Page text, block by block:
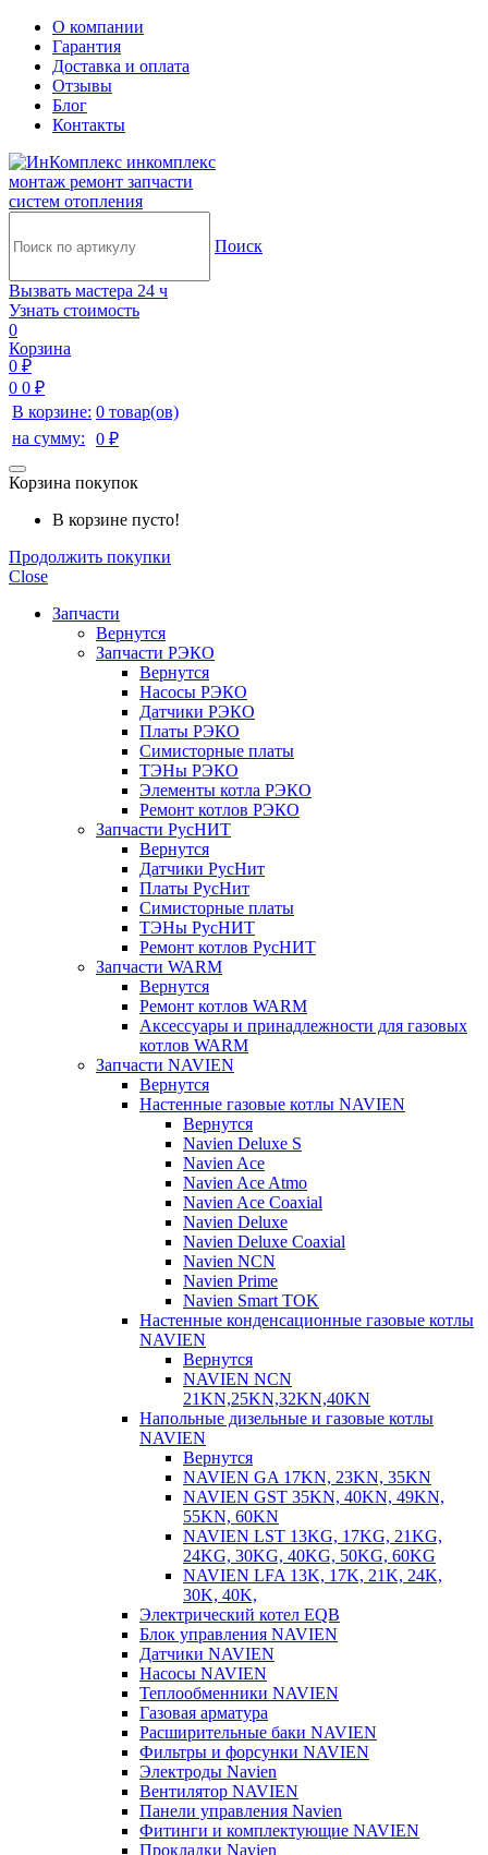
О компании
Гарантия
Доставка и оплата
Отзывы
Блог
Контакты
инкомплекс
монтаж ремонт запчасти
систем отопления
Поиск
Вызвать мастера 24 ч
Узнать стоимость
0
Корзина
0 ₽
0 0 ₽
В корзине: 0 товар(ов)
на сумму:
0 ₽
Корзина покупок
В корзине пусто!
Продолжить покупки
Close
Запчасти
Вернутся
Запчасти РЭКО
Вернутся
Насосы РЭКО
Датчики РЭКО
Платы РЭКО
Симисторные платы
ТЭНы РЭКО
Элементы котла РЭКО
Ремонт котлов РЭКО
Запчасти РусНИТ
Вернутся
Датчики РусНит
Платы РусНит
Симисторные платы
ТЭНы РусНИТ
Ремонт котлов РусНИТ
Запчасти WARM
Вернутся
Ремонт котлов WARM
Аксессуары и принадлежности для газовых
котлов WARM
Запчасти NAVIEN
Вернутся
Настенные газовые котлы NAVIEN
Вернутся
Navien Deluxe S
Navien Ace
Navien Ace Atmo
Navien Ace Coaxial
Navien Deluxe
Navien Deluxe Coaxial
Navien NCN
Navien Prime
Navien Smart TOK
Настенные конденсационные газовые котлы
NAVIEN
Вернутся
NAVIEN NCN
21KN,25KN,32KN,40KN
Напольные дизельные и газовые котлы
NAVIEN
Вернутся
NAVIEN GA 17KN, 23KN, 35KN
NAVIEN GST 35KN, 40KN, 49KN,
55KN, 60KN
NAVIEN LST 13KG, 17KG, 21KG,
24KG, 30KG, 40KG, 50KG, 60KG
NAVIEN LFA 13K, 17K, 21K, 24K,
30K, 40K,
Электрический котел EQB
Блок управления NAVIEN
Датчики NAVIEN
Насосы NAVIEN
Теплообменники NAVIEN
Газовая арматура
Расширительные баки NAVIEN
Фильтры и форсунки NAVIEN
Электроды Navien
Вентилятор NAVIEN
Панели управления Navien
Фитинги и комплектующие NAVIEN
Прокладки Navien